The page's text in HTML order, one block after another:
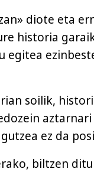
diote eta
historia
egitea
soilik,
ez da
biltzen